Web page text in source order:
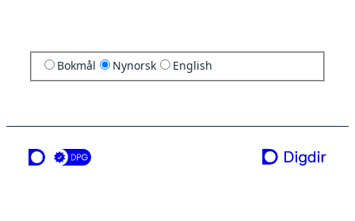
Bokmål Nynorsk English